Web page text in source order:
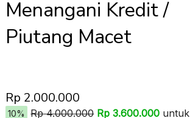
Menangani Kredit /
Piutang Macet
Rp 2.000.000
10% Rp 4.000.000 Rp 3.600.000 untuk